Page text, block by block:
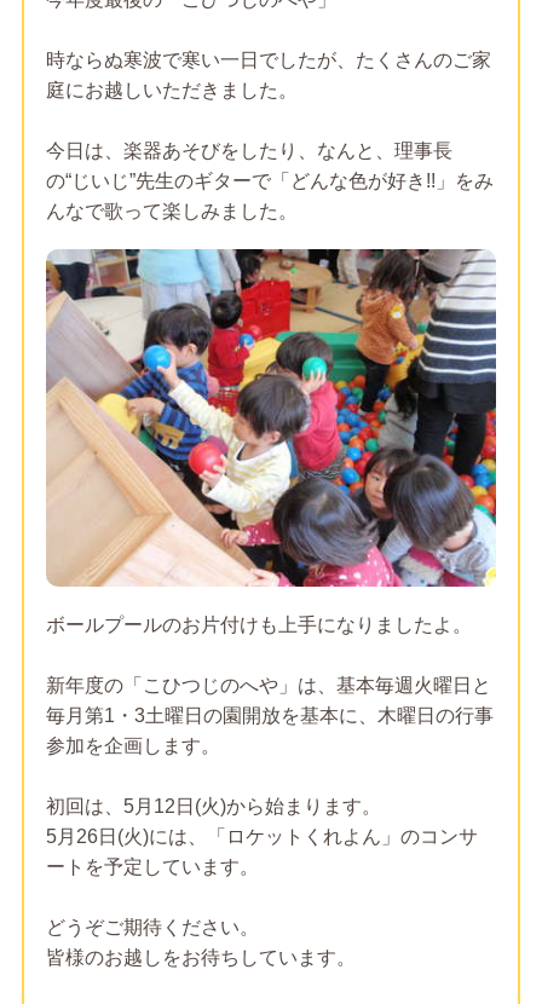
時ならぬ寒波で寒い一日でしたが、たくさんのご家
庭にお越しいただきました。
今日は、楽器あそびをしたり、なんと、理事長
の“じいじ”先生のギターで「どんな色が好き!!」をみ
んなで歌って楽しみました。
ボールプールのお片付けも上手になりましたよ。
新年度の「こひつじのへや」は、基本毎週火曜日と
毎月第1・3土曜日の園開放を基本に、木曜日の行事
参加を企画します。
初回は、5月12日(火)から始まります。
5月26日(火)には、「ロケットくれよん」のコンサ
ートを予定しています。
どうぞご期待ください。
皆様のお越しをお待ちしています。